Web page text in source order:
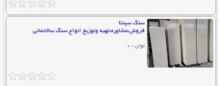
سنگ سپنتا
فروش،مشاوره،تهیه وتوزیع انواع سنگ ساختمانی
توان : 0